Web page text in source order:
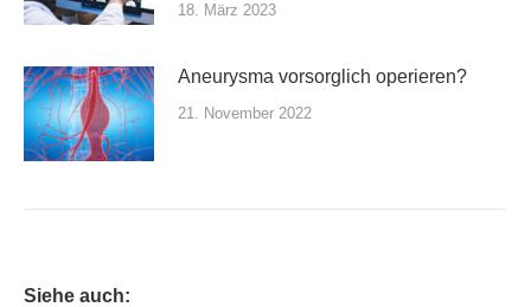
18. März 2023
Aneurysma vorsorglich operieren?
21. November 2022
Siehe auch: